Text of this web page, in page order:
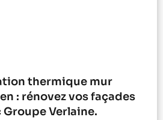
thermique mur
: rénovez vos façades
Verlaine.